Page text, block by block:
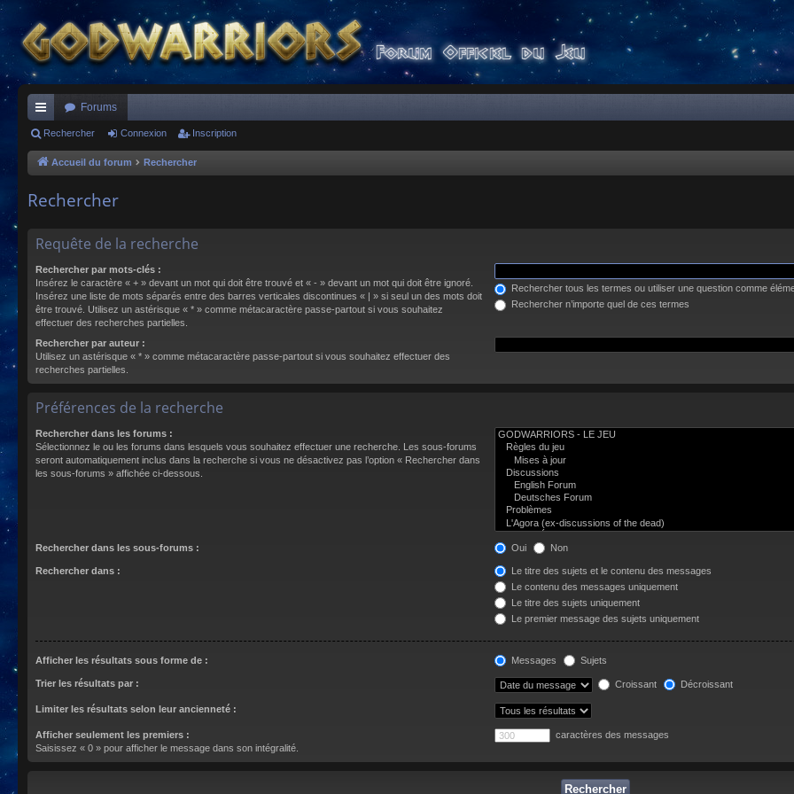
ac
co
s
Forums
Rechercher Connexion Inscription
Accueil du forum Rechercher
Rechercher
Requête de la recherche
Rechercher par mots-clés :
Insérez le caractère « + » devant un mot qui doit être trouvé et « - » devant un mot qui doit être ignoré.
Insérez une liste de mots séparés entre des barres verticales discontinues « | » si seul un des mots doit
être trouvé. Utilisez un astérisque « * » comme métacaractère passe-partout si vous souhaitez
effectuer des recherches partielles.
Rechercher tous les termes ou utiliser une question comme
Rechercher n’importe quel de ces termes
Rechercher par auteur :
Utilisez un astérisque « * » comme métacaractère passe-partout si vous souhaitez effectuer des
recherches partielles.
Préférences de la recherche
Rechercher dans les forums :
Sélectionnez le ou les forums dans lesquels vous souhaitez effectuer une recherche. Les sous-forums
seront automatiquement inclus dans la recherche si vous ne désactivez pas l’option « Rechercher dans
les sous-forums » affichée ci-dessous.
Rechercher dans les sous-forums : Oui Non
Rechercher dans :
Le titre des sujets et le contenu des messages
Le contenu des messages uniquement
Le titre des sujets uniquement
Le premier message des sujets uniquement
Afficher les résultats sous forme de : Messages Sujets
Trier les résultats par : Croissant Décroissant
Limiter les résultats selon leur ancienneté :
Afficher seulement les premiers :
Saisissez « 0 » pour afficher le message dans son intégralité.
caractères des messages